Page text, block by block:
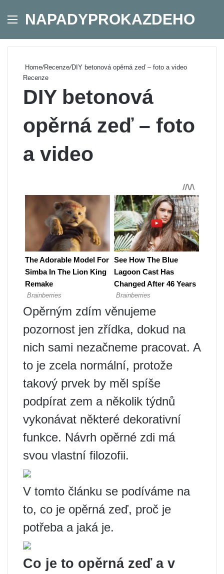
Menu
NAPADYPROKAZDEHO
Home/Recenze/DIY betonová opěrná zeď – foto a video
Recenze
DIY betonová
opěrná zeď – foto
a video
Opěrným zdím věnujeme
pozornost jen zřídka, dokud na
nich sami nezačneme pracovat. A
to je zcela normální, protože
takový prvek by měl spíše
podpírat zem a několik týdnů
vykonávat některé dekorativní
funkce. Návrh opěrné zdi má
svou vlastní filozofii.
V tomto článku se podíváme na
to, co je opěrná zeď, proč je
potřeba a jaká je.
Co je to opěrná zeď a v